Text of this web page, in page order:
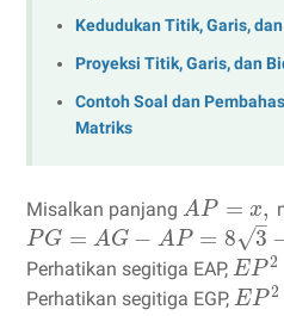
Kedudukan Titik, Garis,
Proyeksi Titik, Garis, dan
Contoh Soal dan
Matriks
Misalkan panjang AP = x,
PG = AG − AP = 8 3
–
√
Perhatikan segitiga EAP, EP 2
Perhatikan segitiga EGP, EP 2